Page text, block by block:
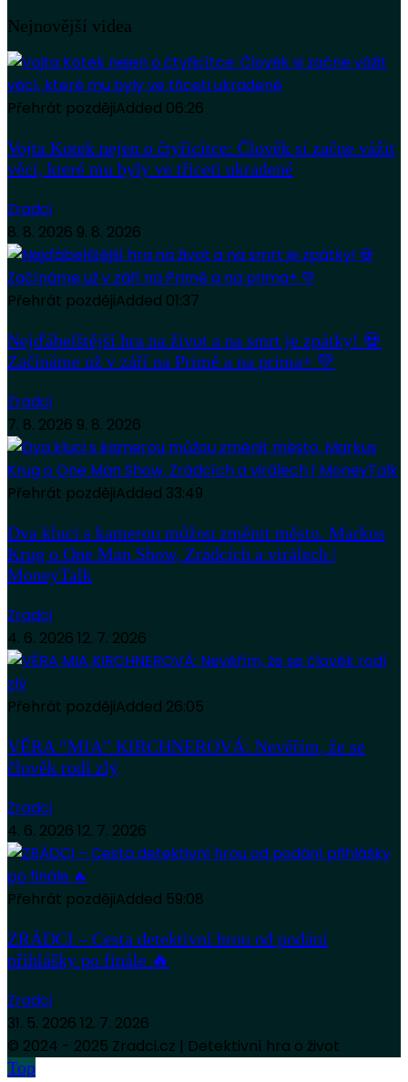
Nejnovější videa
Přehrát pozdějiAdded 06:26
Vojta Kotek nejen o čtyřicítce: Člověk si začne vážit
věcí, které mu byly ve třiceti ukradené
Zradci
8. 8. 2026 9. 8. 2026
Přehrát pozdějiAdded 01:37
Nejďábelštější hra na život a na smrt je zpátky! 💀
Začínáme už v září na Primě a na prima+ 💚
Zradci
7. 8. 2026 9. 8. 2026
Přehrát pozdějiAdded 33:49
Dva kluci s kamerou můžou změnit město. Markus
Krug o One Man Show, Zrádcích a virálech |
MoneyTalk
Zradci
4. 6. 2026 12. 7. 2026
Přehrát pozdějiAdded 26:05
VĚRA “MIA” KIRCHNEROVÁ: Nevěřím, že se
člověk rodí zlý
Zradci
4. 6. 2026 12. 7. 2026
Přehrát pozdějiAdded 59:08
ZRÁDCI – Cesta detektivní hrou od podání
přihlášky po finále 🔥
Zradci
31. 5. 2026 12. 7. 2026
© 2024 - 2025 Zradci.cz | Detektivní hra o život
Top